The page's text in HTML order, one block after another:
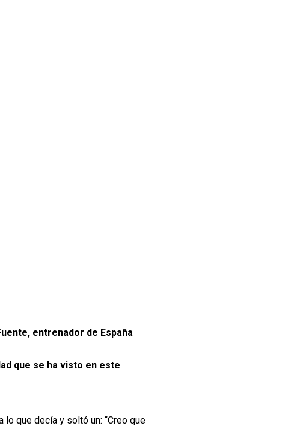
entrenador de España
que se ha visto en este
que decía y soltó un: “Creo que